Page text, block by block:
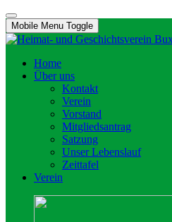
Mobile Menu Toggle
Home
Über uns
Kontakt
Verein
Vorstand
Mitgliedsantrag
Satzung
Unser Lebenslauf
Zeittafel
Verein